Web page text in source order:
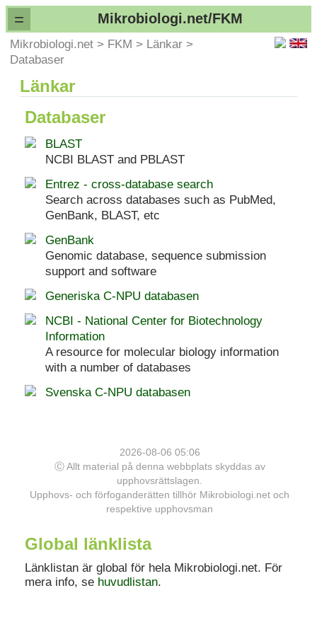
= Mikrobiologi.net/FKM
Mikrobiologi.net > FKM > Länkar >
Databaser
Länkar
Databaser
BLAST
NCBI BLAST and PBLAST
Entrez - cross-database search
Search across databases such as PubMed,
GenBank, BLAST, etc
GenBank
Genomic database, sequence submission
support and software
Generiska C-NPU databasen
NCBI - National Center for Biotechnology
Information
A resource for molecular biology information
with a number of databases
Svenska C-NPU databasen
2026-08-06 05:06
Ⓒ Allt material på denna webbplats skyddas av
upphovsrättslagen.
Upphovs- och förfoganderätten tillhör Mikrobiologi.net och
respektive upphovsman
Global länklista
Länklistan är global för hela Mikrobiologi.net. För
mera info, se huvudlistan.